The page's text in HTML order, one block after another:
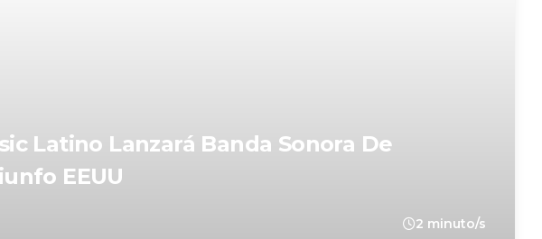
Latino Lanzará Banda Sonora De
EEUU
2 minuto/s